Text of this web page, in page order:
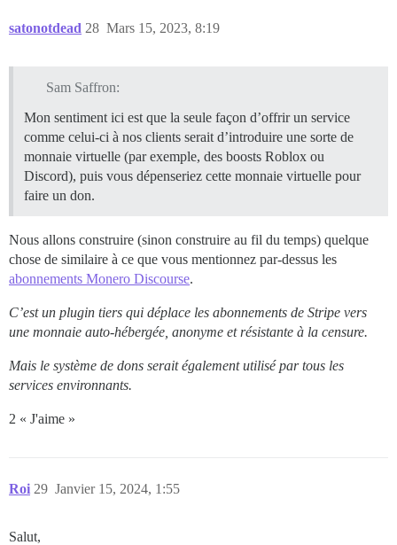
satonotdead Mars 15, 2023, 8:19
28
Sam Saffron:
Mon sentiment ici est que la seule façon d’offrir un service
comme celui-ci à nos clients serait d’introduire une sorte de
monnaie virtuelle (par exemple, des boosts Roblox ou
Discord), puis vous dépenseriez cette monnaie virtuelle pour
faire un don.
Nous allons construire (sinon construire au fil du temps) quelque
chose de similaire à ce que vous mentionnez par-dessus les
abonnements Monero Discourse.
C’est un plugin tiers qui déplace les abonnements de Stripe vers
une monnaie auto-hébergée, anonyme et résistante à la censure.
Mais le système de dons serait également utilisé par tous les
services environnants.
2 « J'aime »
Roi Janvier 15, 2024, 1:55
29
Salut,